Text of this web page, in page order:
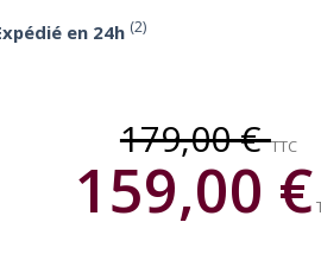
en 24h (2)
179,00 €TTC
159,00 €